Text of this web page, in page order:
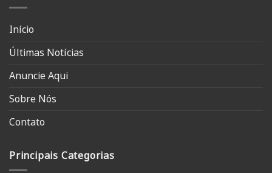
Início
Últimas Notícias
Anuncie Aqui
Sobre Nós
Contato
Principais Categorias